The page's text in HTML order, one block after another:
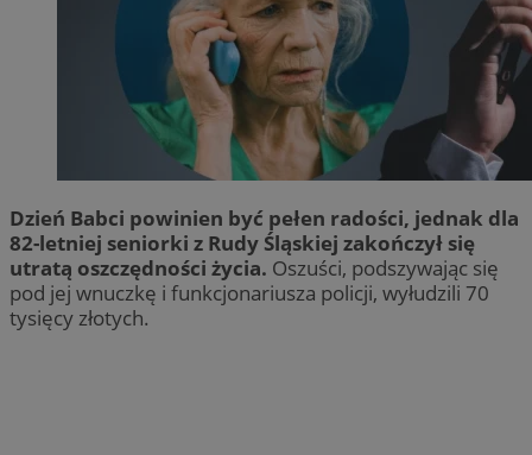
Dzień Babci powinien być pełen radości, jednak dla
82-letniej seniorki z Rudy Śląskiej zakończył się
utratą oszczędności życia. Oszuści, podszywając się
pod jej wnuczkę i funkcjonariusza policji, wyłudzili 70
tysięcy złotych.